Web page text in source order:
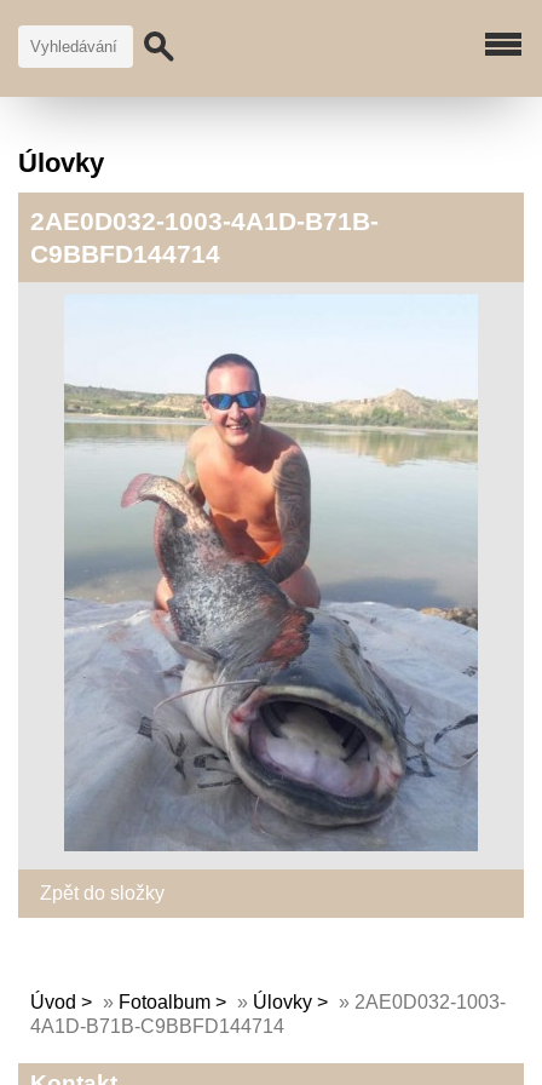
Úlovky
2AE0D032-1003-4A1D-B71B-
C9BBFD144714
Zpět do složky
Úvod » Fotoalbum » Úlovky » 2AE0D032-1003-
4A1D-B71B-C9BBFD144714